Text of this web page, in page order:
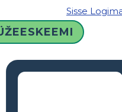
Sisse